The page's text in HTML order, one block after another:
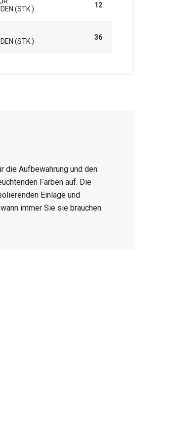
(STK.)
12
(STK.)
36
die Aufbewahrung und den
Farben auf. Die
Einlage und
immer Sie sie brauchen.